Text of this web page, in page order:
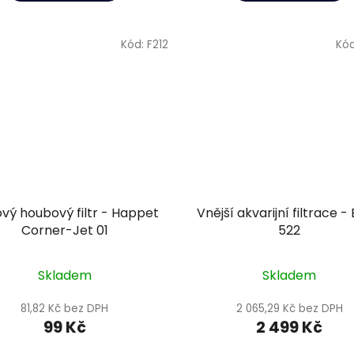
houbový filtr - Happet
Corner-Jet 01
Skladem
81,82 Kč bez DPH
99 Kč
Kód: F212
Vnější akvarijní filtrace -
522
Skladem
2 065,29 Kč bez DPH
2 499 Kč